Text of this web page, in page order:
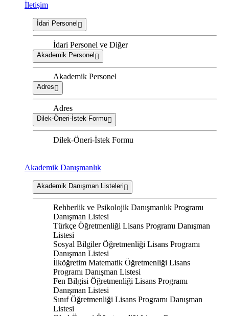
İletişim
İdari Personel
İdari Personel ve Diğer
Akademik Personel
Akademik Personel
Adres
Adres
Dilek-Öneri-İstek Formu
Dilek-Öneri-İstek Formu
Akademik Danışmanlık
Akademik Danışman Listeleri
Rehberlik ve Psikolojik Danışmanlık Programı
Danışman Listesi
Türkçe Öğretmenliği Lisans Programı Danışman
Listesi
Sosyal Bilgiler Öğretmenliği Lisans Programı
Danışman Listesi
İlköğretim Matematik Öğretmenliği Lisans
Programı Danışman Listesi
Fen Bilgisi Öğretmenliği Lisans Programı
Danışman Listesi
Sınıf Öğretmenliği Lisans Programı Danışman
Listesi